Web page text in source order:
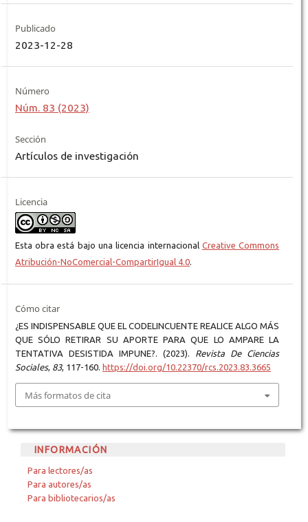
Publicado
2023-12-28
Número
Núm. 83 (2023)
Sección
Artículos de investigación
Licencia
Esta obra está bajo una licencia internacional Creative Commons
Atribución-NoComercial-CompartirIgual 4.0.
Cómo citar
¿ES INDISPENSABLE QUE EL CODELINCUENTE REALICE ALGO MÁS
QUE SÓLO RETIRAR SU APORTE PARA QUE LO AMPARE LA
TENTATIVA DESISTIDA IMPUNE?. (2023). Revista De Ciencias
Sociales, 83, 117-160. https://doi.org/10.22370/rcs.2023.83.3665
Más formatos de cita
INFORMACIÓN
Para lectores/as
Para autores/as
Para bibliotecarios/as